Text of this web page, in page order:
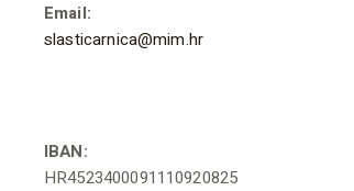
Email:
slasticarnica@mim.hr
IBAN:
HR4523400091110920825